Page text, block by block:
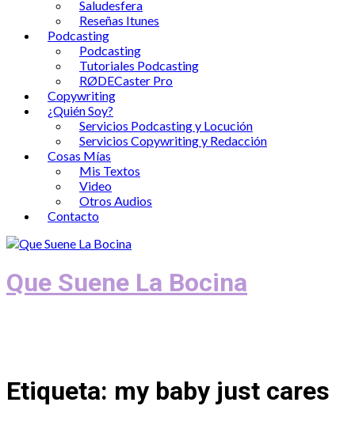
Saludesfera
Reseñas Itunes
Podcasting
Podcasting
Tutoriales Podcasting
RØDECaster Pro
Copywriting
¿Quién Soy?
Servicios Podcasting y Locución
Servicios Copywriting y Redacción
Cosas Mías
Mis Textos
Video
Otros Audios
Contacto
Que Suene La Bocina
Etiqueta: my baby just cares